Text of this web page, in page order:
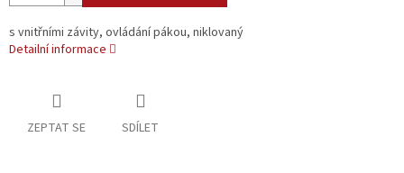
s vnitřními závity, ovládání pákou, niklovaný
Detailní informace
ZEPTAT SE SDÍLET